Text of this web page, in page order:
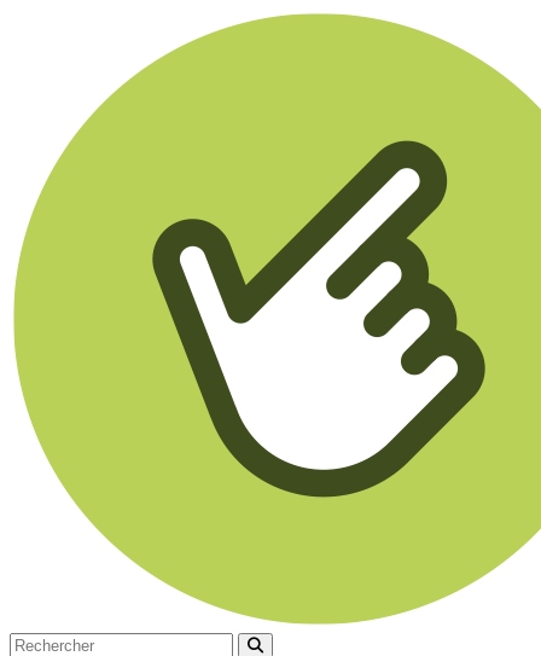
Rechercher
Rechercher